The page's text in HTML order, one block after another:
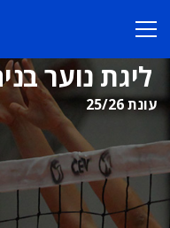
ליגת נוער
עונת 25/26